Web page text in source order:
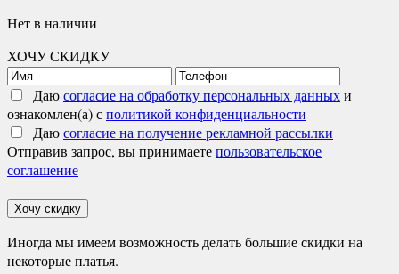
Нет в наличии
ХОЧУ СКИДКУ
Даюсогласие на обработку персональных данныхи
ознакомлен(а) сполитикой конфиденциальности
Даюсогласие на получение рекламной рассылки
Отправив запрос, вы принимаетепользовательское
соглашение
Хочу скидку
Иногда мы имеем возможность делать большие скидки на
некоторые платья.